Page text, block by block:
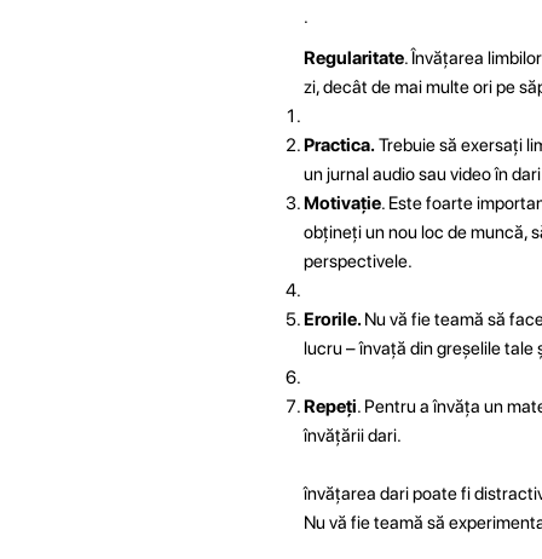
.
Regularitate. Învățarea
zi, decât de mai multe ori pe
Practica.Trebuie să exersați
un jurnal audio sau video în
Motivație. Este foarte
obțineți un nou loc de muncă,
perspectivele.
Erorile.Nu vă fie teamă să
lucru – învață din greșelile tale
Repeți. Pentru a învăța un
învățării dari.
învățarea dari poate fi
Nu vă fie teamă să